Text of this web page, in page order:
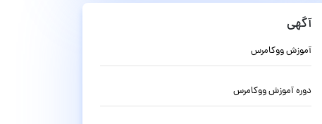
آگهی
آموزش ووکامرس
دوره آموزش ووکامرس